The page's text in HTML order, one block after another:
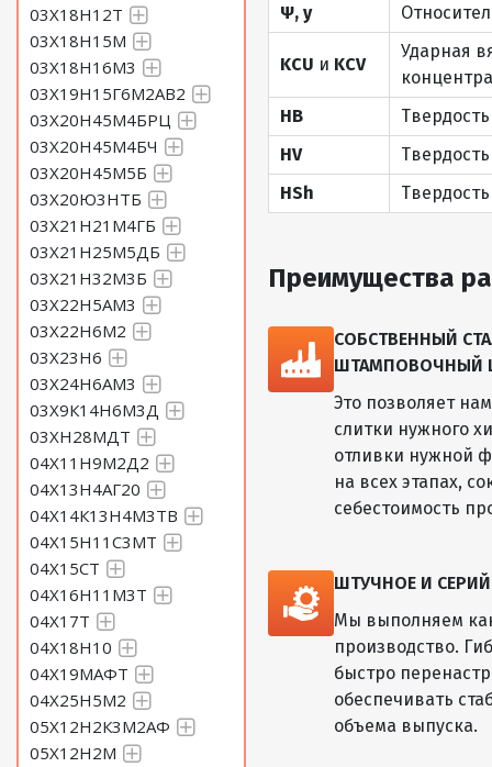
03Х18Н12Т
03Х18Н15М
03Х18Н16М3
03Х19Н15Г6М2АВ2
03Х20Н45М4БРЦ
03Х20Н45М4БЧ
03Х20Н45М5Б
03Х20Ю3НТБ
03Х21Н21М4ГБ
03Х21Н25М5ДБ
03Х21Н32М3Б
03Х22Н5АМ3
03Х22Н6М2
03Х23Н6
03Х24Н6АМ3
03Х9К14Н6М3Д
03ХН28МДТ
04Х11Н9М2Д2
04Х13Н4АГ20
04Х14К13Н4М3ТВ
04Х15Н11С3МТ
04Х15СТ
04Х16Н11М3Т
04Х17Т
04Х18Н10
04Х19МАФТ
04Х25Н5М2
05Х12Н2К3М2АФ
05Х12Н2М
Ψ, y
KCU и KCV
Ударная
HB
HV
HSh
Преимущества
СОБСТВЕННЫЙ
ШТАМПОВОЧНЫЙ
Это позволяет
слитки нужного
отливки нужной
на всех этапах,
себестоимость
ШТУЧНОЕ И
Мы выполняем
производство.
быстро
обеспечивать
объема выпуска.